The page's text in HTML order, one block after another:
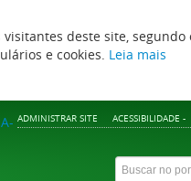
deste site,
e cookies. Leia mais
ADMINISTRAR SITE ACESSIBILIDADE -
A-